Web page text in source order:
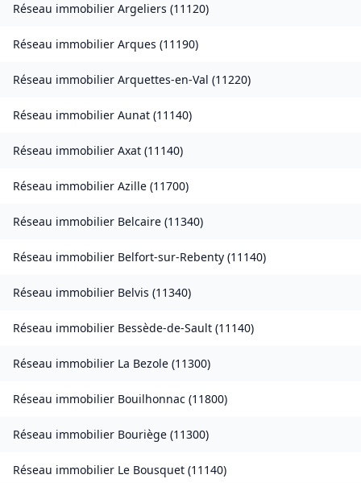
Réseau immobilier Argeliers (11120)
Réseau immobilier Arques (11190)
Réseau immobilier Arquettes-en-Val (11220)
Réseau immobilier Aunat (11140)
Réseau immobilier Axat (11140)
Réseau immobilier Azille (11700)
Réseau immobilier Belcaire (11340)
Réseau immobilier Belfort-sur-Rebenty (11140)
Réseau immobilier Belvis (11340)
Réseau immobilier Bessède-de-Sault (11140)
Réseau immobilier La Bezole (11300)
Réseau immobilier Bouilhonnac (11800)
Réseau immobilier Bouriège (11300)
Réseau immobilier Le Bousquet (11140)